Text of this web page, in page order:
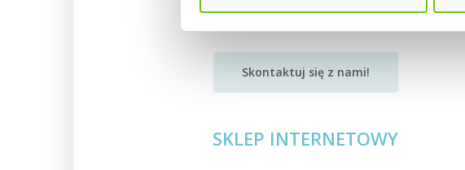
KONTAKT
Skontaktuj się z nami!
SKLEP INTERNETOWY